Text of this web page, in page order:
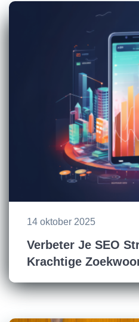
14 oktober 2025
Verbeter Je SEO
Krachtige